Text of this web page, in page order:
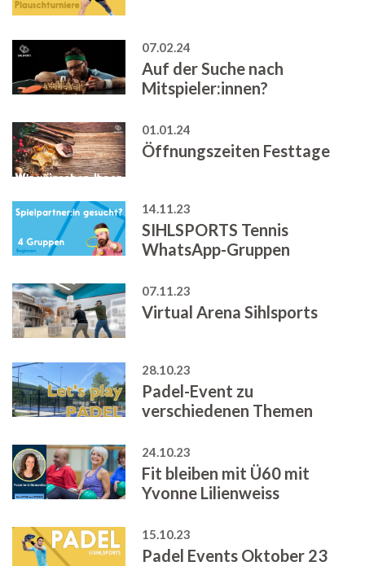
07.02.24
Auf der Suche nach
Mitspieler:innen?
01.01.24
Öffnungszeiten Festtage
14.11.23
SIHLSPORTS Tennis
WhatsApp-Gruppen
07.11.23
Virtual Arena Sihlsports
28.10.23
Padel-Event zu
verschiedenen Themen
24.10.23
Fit bleiben mit Ü60 mit
Yvonne Lilienweiss
15.10.23
Padel Events Oktober 23